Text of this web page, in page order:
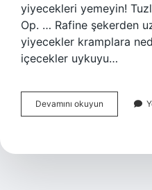
yiyecekleri yemeyin!
Op. … Rafine şekerden
yiyecekler kramplara
içecekler uykuyu…
Devamını okuyun
Olan
Nasıl